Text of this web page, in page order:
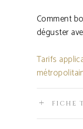
Comment
déguster
Tarifs
FICHE